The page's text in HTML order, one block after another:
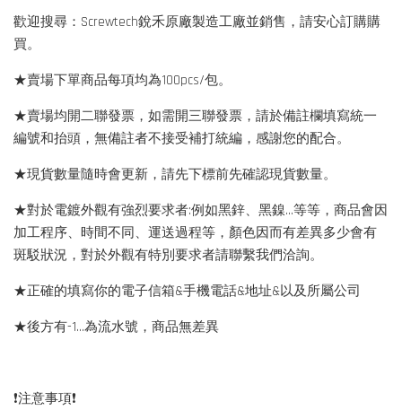
歡迎搜尋：Screwtech銳禾原廠製造工廠並銷售，請安心訂購購
買。
★賣場下單商品每項均為100pcs/包。
★賣場均開二聯發票，如需開三聯發票，請於備註欄填寫統一
編號和抬頭，無備註者不接受補打統編，感謝您的配合。
★現貨數量隨時會更新，請先下標前先確認現貨數量。
★對於電鍍外觀有強烈要求者:例如黑鋅、黑鎳...等等，商品會因
加工程序、時間不同、運送過程等，顏色因而有差異多少會有
斑駁狀況，對於外觀有特別要求者請聯繫我們洽詢。
★正確的填寫你的電子信箱&手機電話&地址&以及所屬公司
★後方有-1…為流水號，商品無差異
❗️注意事項❗️